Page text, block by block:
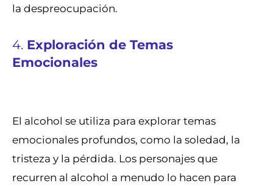
la despreocupación.
4. Exploración de Temas
Emocionales
El alcohol se utiliza para explorar temas
emocionales profundos, como la soledad, la
tristeza y la pérdida. Los personajes que
recurren al alcohol a menudo lo hacen para